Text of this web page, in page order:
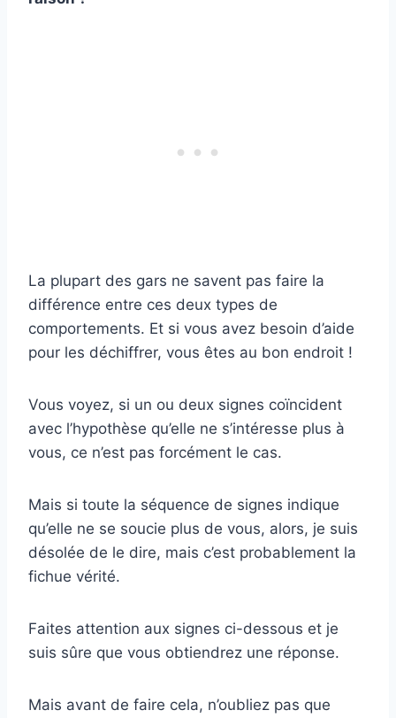
La plupart des gars ne savent pas faire la
différence entre ces deux types de
comportements. Et si vous avez besoin d’aide
pour les déchiffrer, vous êtes au bon endroit !
Vous voyez, si un ou deux signes coïncident
avec l’hypothèse qu’elle ne s’intéresse plus à
vous, ce n’est pas forcément le cas.
Mais si toute la séquence de signes indique
qu’elle ne se soucie plus de vous, alors, je suis
désolée de le dire, mais c’est probablement la
fichue vérité.
Faites attention aux signes ci-dessous et je
suis sûre que vous obtiendrez une réponse.
Mais avant de faire cela, n’oubliez pas que